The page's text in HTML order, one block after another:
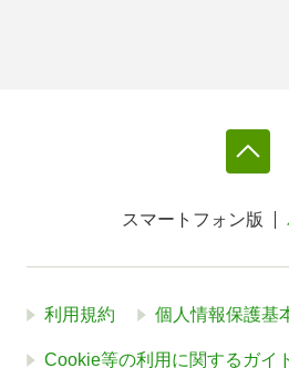
スマートフォン版
利用規約 個人情報保護基
Cookie等の利用に関するガイ